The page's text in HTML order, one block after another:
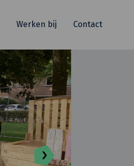
Werken bij Contact